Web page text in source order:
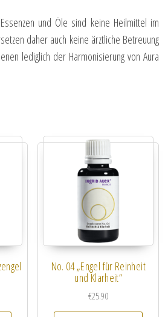
und Öle sind keine Heilmittel im
daher auch keine ärztliche Betreuung
lediglich der Harmonisierung von Aura
No. 04 „Engel für Reinheit
und Klarheit“
€25.90